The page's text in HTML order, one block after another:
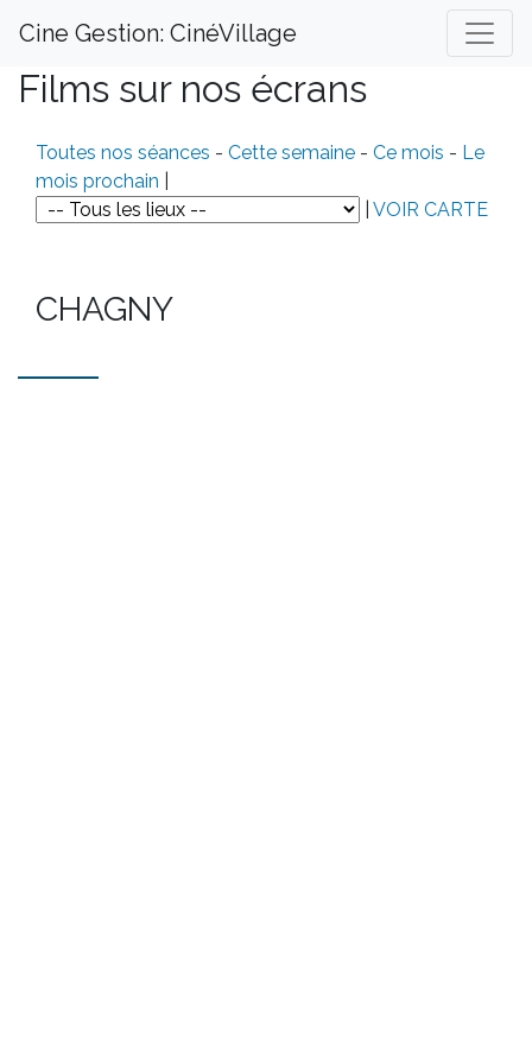
Cine Gestion: CinéVillage
Films sur nos écrans
Toutes nos séances - Cette semaine - Ce mois - Le
mois prochain
VOIR CARTE
CHAGNY